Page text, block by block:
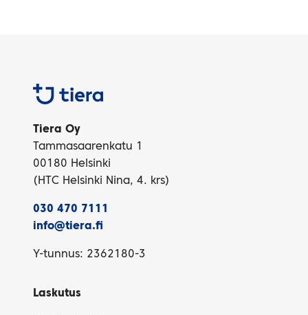
Tiera
Tiera Oy
Tammasaarenkatu 1
00180 Helsinki
(HTC Helsinki Nina, 4. krs)
030 470 7111
info@tiera.fi
Y-tunnus: 2362180-3
Laskutus